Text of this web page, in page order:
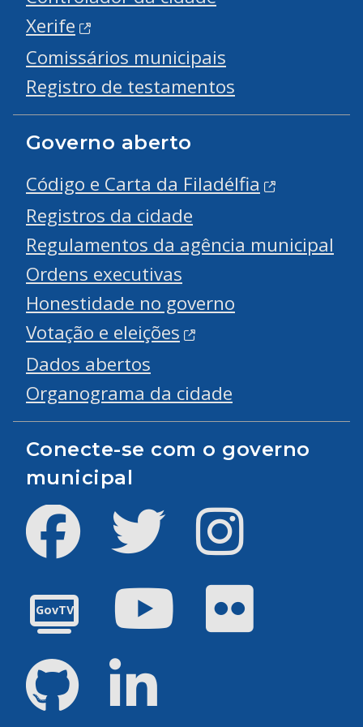
Xerife
Comissários municipais
Registro de testamentos
Governo aberto
Código e Carta da Filadélfia
Registros da cidade
Regulamentos da agência municipal
Ordens executivas
Honestidade no governo
Votação e eleições
Dados abertos
Organograma da cidade
Conecte-se com o governo
municipal
Facebook Twitter
GovTV
Youtube
GitHub